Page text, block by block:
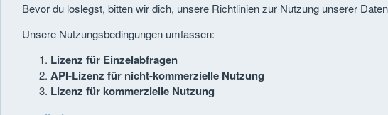
Bevor du loslegst, bitten wir dich, unsere Richtlinien zur Nutzung unserer
Unsere Nutzungsbedingungen umfassen:
Lizenz für Einzelabfragen
API-Lizenz für nicht-kommerzielle Nutzung
Lizenz für kommerzielle Nutzung